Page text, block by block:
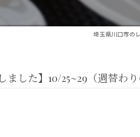
埼玉県川口市の
ました】10/25~29（週替わ